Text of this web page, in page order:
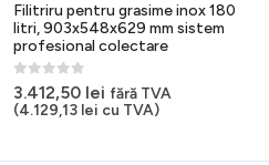
Filitriru pentru grasime inox 180
litri, 903x548x629 mm sistem
profesional colectare
0out of 5
3.412,50 lei fără TVA
(4.129,13 lei cu TVA)